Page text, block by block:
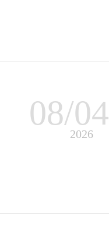
08/04
2026